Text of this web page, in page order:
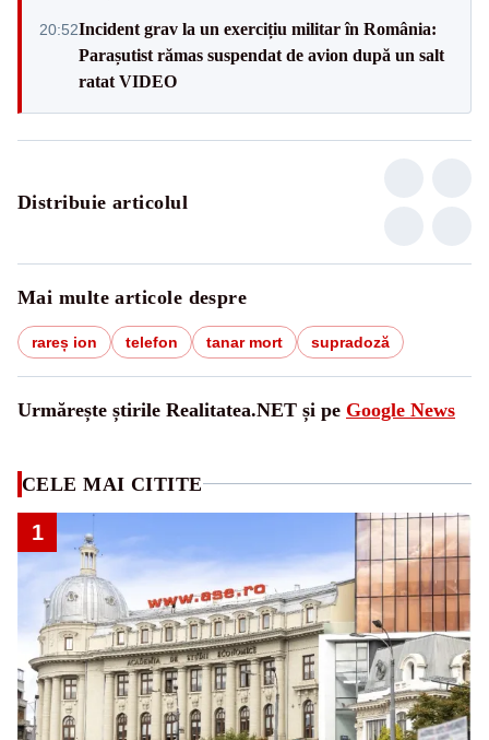
20:52Incident grav la un exercițiu militar în România:
Parașutist rămas suspendat de avion după un salt
ratat VIDEO
Distribuie articolul
Mai multe articole despre
rareș ion telefon tanar mort supradoză
Urmărește știrile Realitatea.NET și pe Google News
CELE MAI CITITE
1